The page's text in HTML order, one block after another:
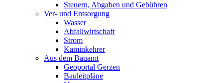
Steuern, Abgaben und Gebühren
Ver- und Entsorgung
Wasser
Abfallwirtschaft
Strom
Kaminkehrer
Aus dem Bauamt
Geoportal Gerzen
Bauleitpläne